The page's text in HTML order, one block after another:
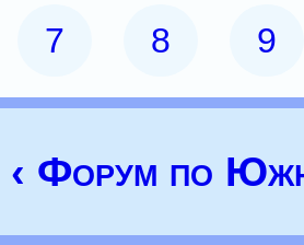
7 8 9
‹ Форум по